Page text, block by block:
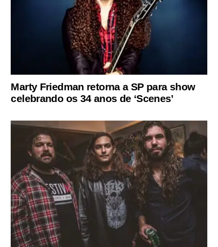
Marty Friedman retorna a SP para show
celebrando os 34 anos de ‘Scenes’